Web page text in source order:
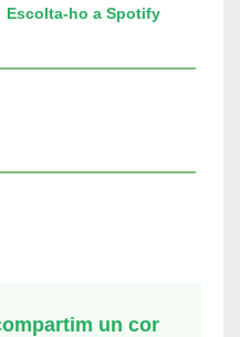
Escolta-ho a Spotify
un cor